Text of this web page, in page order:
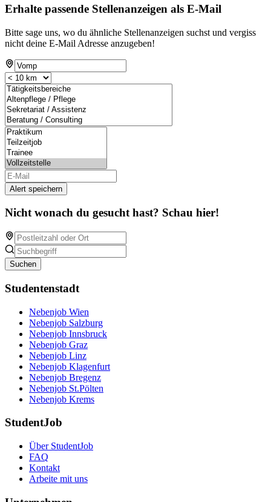
Erhalte passende Stellenanzeigen als E-Mail
Bitte sage uns, wo du ähnliche Stellenanzeigen suchst und vergiss
nicht deine E-Mail Adresse anzugeben!
Alert speichern
Nicht wonach du gesucht hast? Schau hier!
Suchen
Studentenstadt
Nebenjob Wien
Nebenjob Salzburg
Nebenjob Innsbruck
Nebenjob Graz
Nebenjob Linz
Nebenjob Klagenfurt
Nebenjob Bregenz
Nebenjob St.Pölten
Nebenjob Krems
StudentJob
Über StudentJob
FAQ
Kontakt
Arbeite mit uns